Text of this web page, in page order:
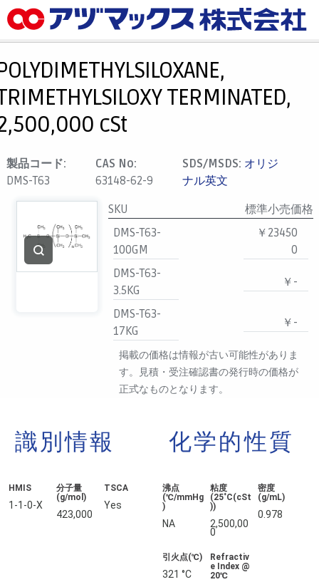
メニュー
お気に入り
カート
マイアカウント
主要取扱ブランド
代理店一覧
製品検索
見積発行
TERMINATED,
cSt
製品コード:
DMS-T63
CAS No:
63148-62-9
SDS/MSDS: オリジ
ナル英文
SKU
標準小売価格
DMS-T63-
100GM
￥23450
0
DMS-T63-
3.5KG
￥-
DMS-T63-
17KG
￥-
掲載の価格は情報が古い可能性がありま
す。見積・受注確認書の発行時の価格が
正式なものとなります。
識別情報
HMIS
1-1-0-X
分子量
(g/mol)
423,000
TSCA
Yes
化学的性質
沸点
(℃/mmHg
)
NA
粘度
(25˚C(cSt
))
2,500,00
0
密度
(g/mL)
0.978
引火点(℃)
321 °C
Refractiv
e Index @
20℃